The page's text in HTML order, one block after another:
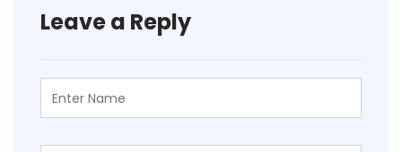
Leave a Reply